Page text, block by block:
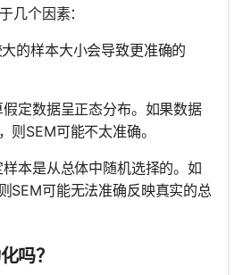
几个因素：
的样本大小会导致更准确的
假定数据呈正态分布。如果数据
则SEM可能不太准确。
样本是从总体中随机选择的。如
SEM可能无法准确反映真实的总
吗？